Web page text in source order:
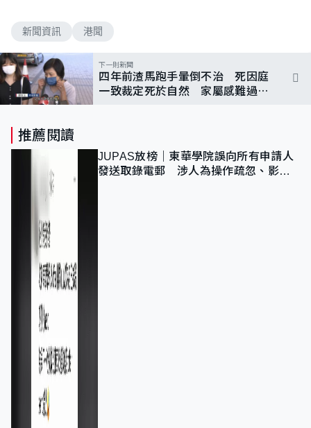
新聞資訊 港聞
下一則新聞
四年前渣馬跑手暈倒不治 死因庭
一致裁定死於自然 家屬感難過：
推薦閱讀
JUPAS放榜｜東華學院誤向所有申請人
發送取錄電郵 涉人為操作疏忽、影響